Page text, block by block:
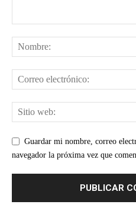
Guardar mi nombre, correo
navegador la próxima vez que